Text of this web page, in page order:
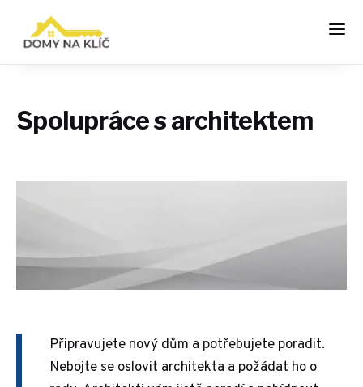
Spolupráce s architektem
Připravujete nový dům a potřebujete poradit.
Nebojte se oslovit architekta a požádat ho o